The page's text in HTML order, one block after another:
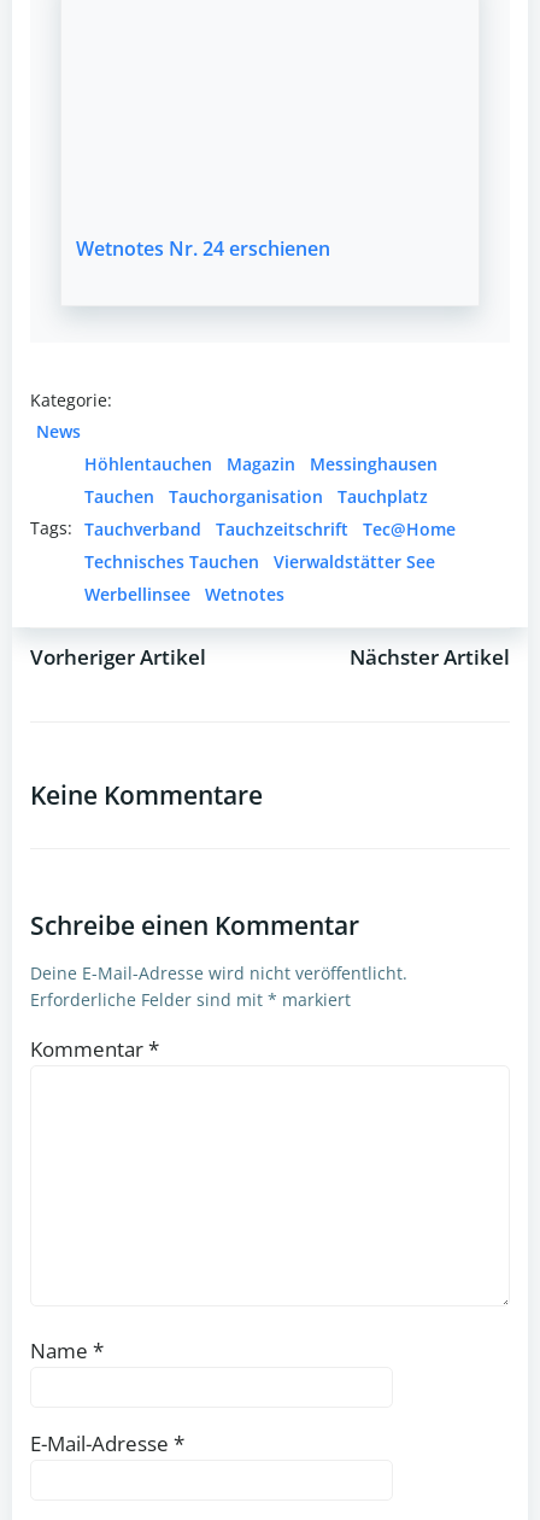
Wetnotes Nr. 24 erschienen
Kategorie:
News
Tags:
Höhlentauchen Magazin
Messinghausen
Tauchen
Tauchorganisation
Tauchplatz
Tauchverband
Tauchzeitschrift
Tec@Home
Technisches Tauchen
Vierwaldstätter See
Werbellinsee
Wetnotes
Vorheriger Artikel Nächster Artikel
Keine Kommentare
Schreibe einen Kommentar
Deine E-Mail-Adresse wird nicht veröffentlicht.
Erforderliche Felder sind mit * markiert
Kommentar*
Name *
E-Mail-Adresse *